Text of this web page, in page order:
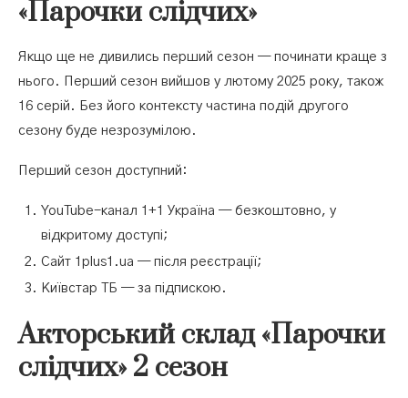
«Парочки слідчих»
Якщо ще не дивились перший сезон — починати краще з
нього. Перший сезон вийшов у лютому 2025 року, також
16 серій. Без його контексту частина подій другого
сезону буде незрозумілою.
Перший сезон доступний:
YouTube-канал 1+1 Україна — безкоштовно, у
відкритому доступі;
Сайт 1plus1.ua — після реєстрації;
Київстар ТБ — за підпискою.
Акторський склад «Парочки
слідчих» 2 сезон